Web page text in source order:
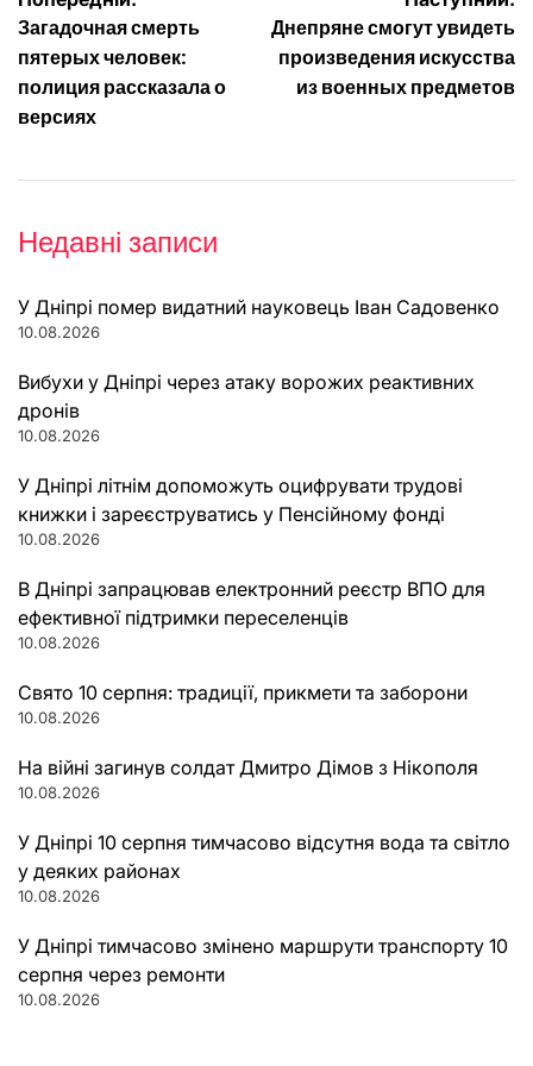
записів
Загадочная смерть
пятерых человек:
полиция рассказала о
версиях
Днепряне смогут увидеть
произведения искусства
из военных предметов
Недавні записи
У Дніпрі помер видатний науковець Іван Садовенко
10.08.2026
Вибухи у Дніпрі через атаку ворожих реактивних
дронів
10.08.2026
У Дніпрі літнім допоможуть оцифрувати трудові
книжки і зареєструватись у Пенсійному фонді
10.08.2026
В Дніпрі запрацював електронний реєстр ВПО для
ефективної підтримки переселенців
10.08.2026
Свято 10 серпня: традиції, прикмети та заборони
10.08.2026
На війні загинув солдат Дмитро Дімов з Нікополя
10.08.2026
У Дніпрі 10 серпня тимчасово відсутня вода та світло
у деяких районах
10.08.2026
У Дніпрі тимчасово змінено маршрути транспорту 10
серпня через ремонти
10.08.2026